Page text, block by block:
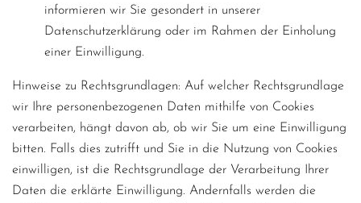
informieren wir Sie gesondert in unserer
Datenschutzerklärung oder im Rahmen der Einholung
einer Einwilligung.
Hinweise zu Rechtsgrundlagen: Auf welcher Rechtsgrundlage
wir Ihre personenbezogenen Daten mithilfe von Cookies
verarbeiten, hängt davon ab, ob wir Sie um eine Einwilligung
bitten. Falls dies zutrifft und Sie in die Nutzung von Cookies
einwilligen, ist die Rechtsgrundlage der Verarbeitung Ihrer
Daten die erklärte Einwilligung. Andernfalls werden die